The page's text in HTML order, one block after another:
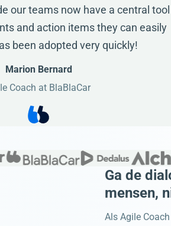
our teams now have a central tool
and action items they can easily
been adopted very quickly!
Marion Bernard
Coach at BlaBlaCar
Ga de
mensen,
Als Agile